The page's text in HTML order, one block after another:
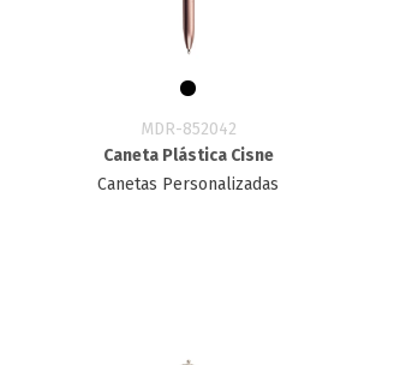
MDR-852042
Caneta Plástica Cisne
Canetas Personalizadas